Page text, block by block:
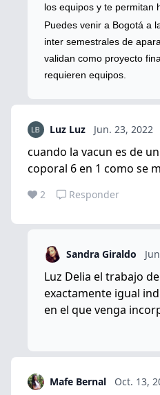
los equipos y te permitan
Puedes venir a Bogotá a
inter semestrales de
validan como proyecto
requieren equipos.
Luz Luz Jun. 23, 2022
cuando la vacun es de
coporal 6 en 1 como se
2 Responder
Sandra Giraldo
Luz Delia el trabajo
exactamente igual
en el que venga
Mafe Bernal Oct. 13,